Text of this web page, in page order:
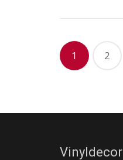
1 2
Vinyldecor